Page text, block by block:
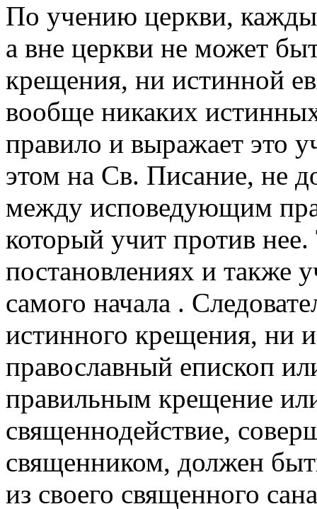
По учению церкви,
а вне церкви не может
крещения, ни истинной
вообще никаких
правило и выражает это
этом на Св. Писание, не
между исповедующим
который учит против
постановлениях и также
самого начала .
истинного крещения, ни
православный епископ
правильным крещение
священнодействие,
священником, должен
из своего священного